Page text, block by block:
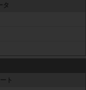
タ
ト